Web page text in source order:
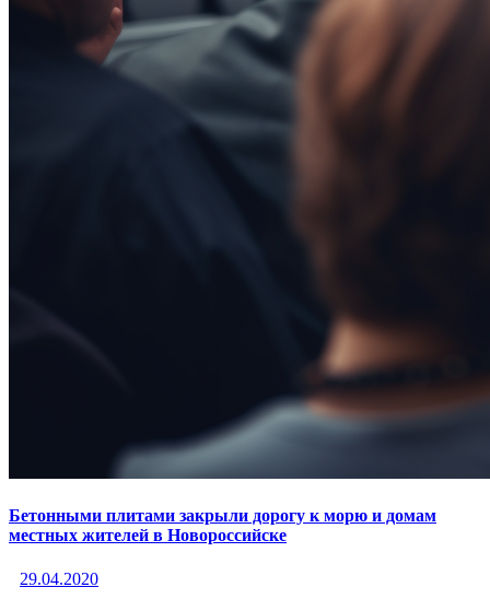
Бетонными плитами закрыли дорогу к морю и домам
местных жителей в Новороссийске
29.04.2020